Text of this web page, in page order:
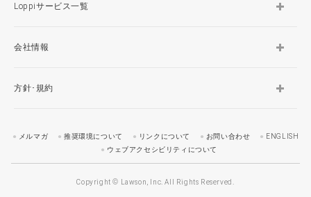
Loppiサービス一覧
会社情報
方針･規約
メルマガ 推奨環境について リンクについて お問い合わせ
ENGLISH
ウェブアクセシビリティについて
Copyright © Lawson, Inc. All Rights Reserved.